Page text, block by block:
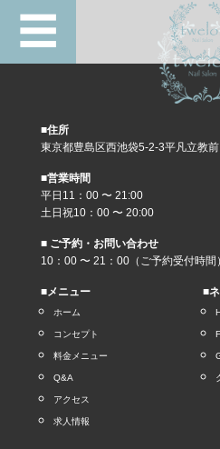
☰
■住所
東京都豊島区西池袋5-2-3平凡立教前
■営業時間
平日11：00 〜 21:00
土日祝10：00 〜 20:00
■ ご予約・お問い合わせ
10：00 〜 21：00（ご予約受付時間）
■メニュー
ホーム
コンセプト
料金メニュー
Q&A
アクセス
求人情報
■